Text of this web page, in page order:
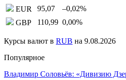
EUR
95,07 –0,02%
GBP
110,99 0,00%
Курсы валют в RUB на 9.08.2026
Популярное
Владимир Соловьёв: «Дивизию